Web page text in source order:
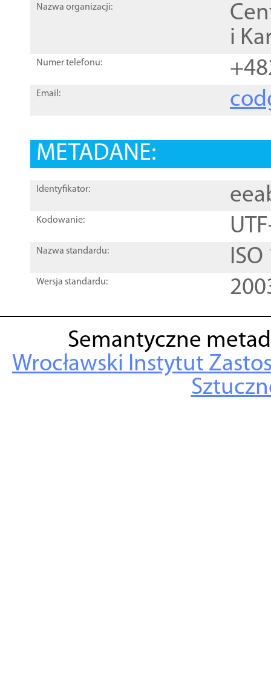
Nazwa organizacji:
i
Numer telefonu:
Email:
METADANE:
Identyfikator:
Kodowanie:
Nazwa standardu:
Wersja standardu:
Semantyczne
Wrocławski Instytut